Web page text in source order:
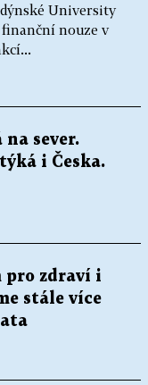
University
nouze v
na sever.
i Česka.
pro zdraví i
stále více